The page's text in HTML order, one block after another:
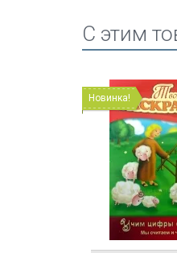
C этим
Новинка!